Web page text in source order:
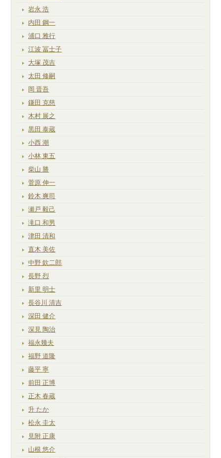
岩永 浩
内田 鋼一
浦口 雅行
江波 冨士子
大塚 茂吉
太田 修嗣
岡 晋吾
鎌田 克慈
木村 展之
黒田 泰蔵
小西 潮
小林 東五
柴山 勝
菅原 伸一
鈴木 爽司
瀬戸 毅己
滝口 和男
津田 清和
直木 美佐
中野 欽二郎
長野 烈
新里 明士
長谷川 清吉
深田 健介
深見 陶治
福永幾夫
福野 道隆
藤平 寧
前田 正博
正木 春蔵
升 たか
松永 圭太
見附 正康
山根 悠介